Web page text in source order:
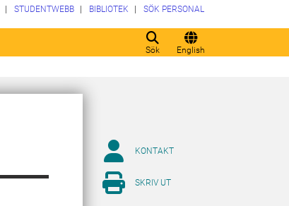
Sök English
STUDENTWEBB BIBLIOTEK SÖK PERSONAL
KONTAKT
SKRIV UT